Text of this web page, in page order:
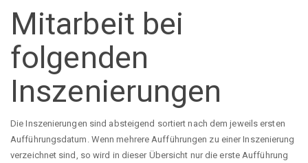
Mitarbeit bei
folgenden
Inszenierungen
Die Inszenierungen sind absteigend sortiert nach dem jeweils ersten
Aufführungsdatum. Wenn mehrere Aufführungen zu einer Inszenierung
verzeichnet sind, so wird in dieser Übersicht nur die erste Aufführung